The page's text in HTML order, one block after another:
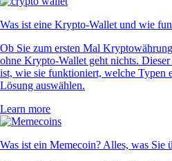
Was ist eine Krypto-Wallet und wie
Ob Sie zum ersten Mal
ohne Krypto-Wallet geht nichts.
ist, wie sie funktioniert, welche Typen
Lösung auswählen.
Learn more
Was ist ein Memecoin? Alles, was Sie